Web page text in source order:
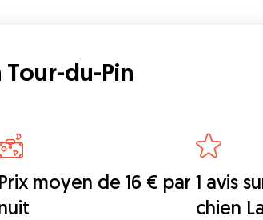
du-Pin
Prix moyen de 16 € par 1 avis
chien